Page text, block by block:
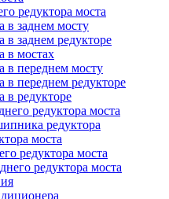
редуктора моста
в заднем мосту
в заднем редукторе
в мостах
в переднем мосту
в переднем редукторе
в редукторе
редуктора моста
редуктора
моста
редуктора моста
редуктора моста